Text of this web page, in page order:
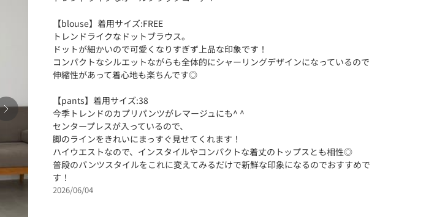
【blouse】着用サイズ:FREE
トレンドライクなドットブラウス。
ドットが細かいので可愛くなりすぎず上品な印象です！
コンパクトなシルエットながらも全体的にシャーリングデザインになっているので
伸縮性があって着心地も楽ちんです◎
【pants】着用サイズ:38
今季トレンドのカプリパンツがレマージュにも^ ^
センタープレスが入っているので、
脚のラインをきれいにまっすぐ見せてくれます！
ハイウエストなので、インスタイルやコンパクトな着丈のトップスとも相性◎
普段のパンツスタイルをこれに変えてみるだけで新鮮な印象になるのでおすすめで
す！
2026/06/04